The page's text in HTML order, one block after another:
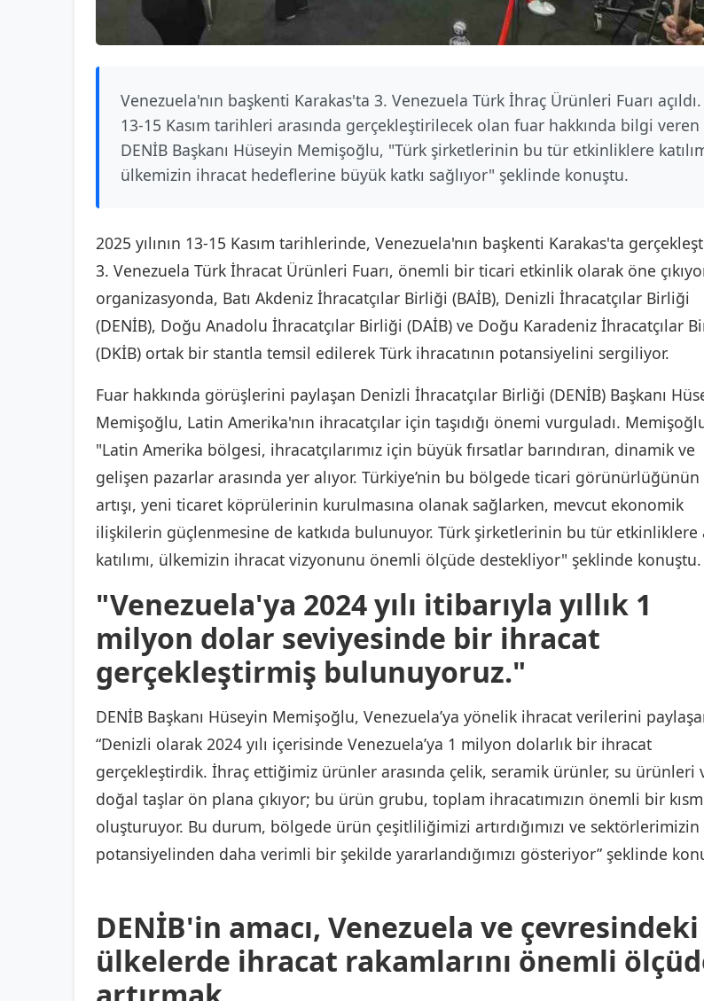
Venezuela'nın başkenti Karakas'ta 3. Venezuela Türk İhraç Ürünleri Fuarı açıldı.
13-15 Kasım tarihleri arasında gerçekleştirilecek olan fuar hakkında bilgi veren
DENİB Başkanı Hüseyin Memişoğlu, "Türk şirketlerinin bu tür etkinliklere
ülkemizin ihracat hedeflerine büyük katkı sağlıyor" şeklinde konuştu.
2025 yılının 13-15 Kasım tarihlerinde, Venezuela'nın başkenti Karakas'ta
3. Venezuela Türk İhracat Ürünleri Fuarı, önemli bir ticari etkinlik olarak öne
organizasyonda, Batı Akdeniz İhracatçılar Birliği (BAİB), Denizli İhracatçılar Birliği
(DENİB), Doğu Anadolu İhracatçılar Birliği (DAİB) ve Doğu Karadeniz İhracatçılar
(DKİB) ortak bir stantla temsil edilerek Türk ihracatının potansiyelini sergiliyor.
Fuar hakkında görüşlerini paylaşan Denizli İhracatçılar Birliği (DENİB) Başkanı
Memişoğlu, Latin Amerika'nın ihracatçılar için taşıdığı önemi vurguladı.
"Latin Amerika bölgesi, ihracatçılarımız için büyük fırsatlar barındıran, dinamik ve
gelişen pazarlar arasında yer alıyor. Türkiye’nin bu bölgede ticari görünürlüğünün
artışı, yeni ticaret köprülerinin kurulmasına olanak sağlarken, mevcut ekonomik
ilişkilerin güçlenmesine de katkıda bulunuyor. Türk şirketlerinin bu tür etkinliklere
katılımı, ülkemizin ihracat vizyonunu önemli ölçüde destekliyor" şeklinde konuştu.
"Venezuela'ya 2024 yılı itibarıyla yıllık 1
milyon dolar seviyesinde bir ihracat
gerçekleştirmiş bulunuyoruz."
DENİB Başkanı Hüseyin Memişoğlu, Venezuela’ya yönelik ihracat verilerini
“Denizli olarak 2024 yılı içerisinde Venezuela’ya 1 milyon dolarlık bir ihracat
gerçekleştirdik. İhraç ettiğimiz ürünler arasında çelik, seramik ürünler, su ürünleri
doğal taşlar ön plana çıkıyor; bu ürün grubu, toplam ihracatımızın önemli bir
oluşturuyor. Bu durum, bölgede ürün çeşitliliğimizi artırdığımızı ve sektörlerimizin
potansiyelinden daha verimli bir şekilde yararlandığımızı gösteriyor” şeklinde
DENİB'in amacı, Venezuela ve çevresindeki
ülkelerde ihracat rakamlarını önemli